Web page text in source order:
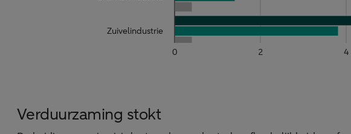
Verduurzaming stokt